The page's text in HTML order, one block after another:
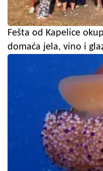
Fešta od Kapelice
domaća jela, vino i